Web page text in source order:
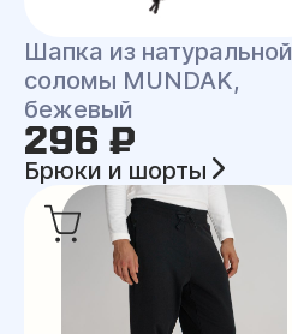
Шапка из натуральной
соломы MUNDAK,
бежевый
296 ₽
Брюки и шорты